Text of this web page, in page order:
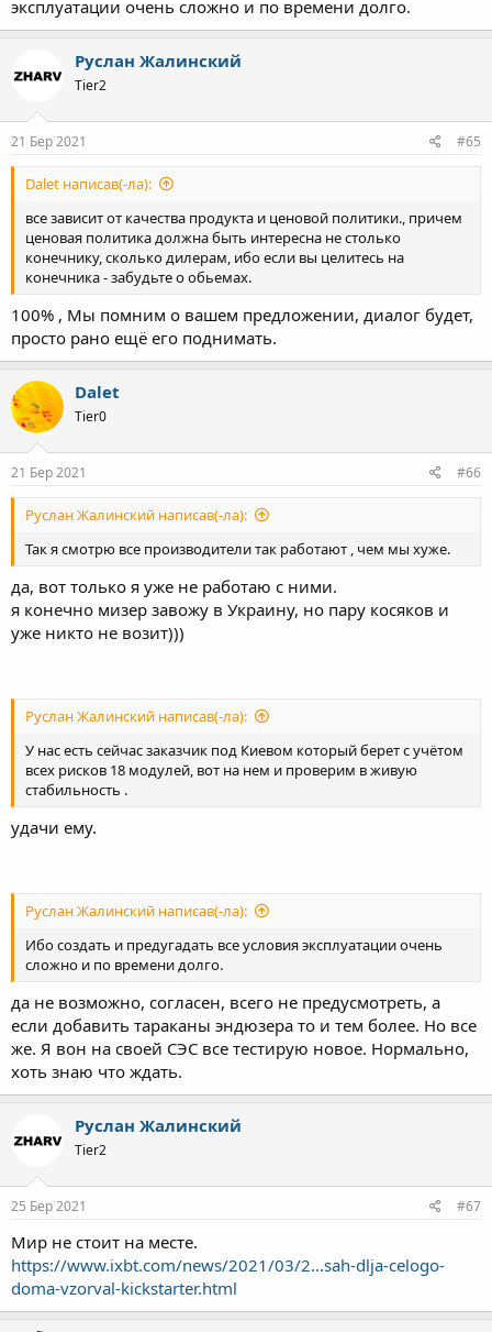
эксплуатации очень сложно и по времени долго.
Руслан Жалинский
Tier2
21 Бер 2021 #65
Dalet написав(-ла):
все зависит от качества продукта и ценовой политики., причем
ценовая политика должна быть интересна не столько
конечнику, сколько дилерам, ибо если вы целитесь на
конечника - забудьте о обьемах.
100% , Мы помним о вашем предложении, диалог будет,
просто рано ещё его поднимать.
Dalet
Tier0
21 Бер 2021 #66
Руслан Жалинский написав(-ла):
Так я смотрю все производители так работают , чем мы хуже.
да, вот только я уже не работаю с ними.
я конечно мизер завожу в Украину, но пару косяков и
уже никто не возит)))
Руслан Жалинский написав(-ла):
У нас есть сейчас заказчик под Киевом который берет с учётом
всех рисков 18 модулей, вот на нем и проверим в живую
стабильность .
удачи ему.
Руслан Жалинский написав(-ла):
Ибо создать и предугадать все условия эксплуатации очень
сложно и по времени долго.
да не возможно, согласен, всего не предусмотреть, а
если добавить тараканы эндюзера то и тем более. Но все
же. Я вон на своей СЭС все тестирую новое. Нормально,
хоть знаю что ждать.
Руслан Жалинский
Tier2
25 Бер 2021 #67
Мир не стоит на месте.
https://www.ixbt.com/news/2021/03/2...sah-dlja-celogo-
doma-vzorval-kickstarter.html